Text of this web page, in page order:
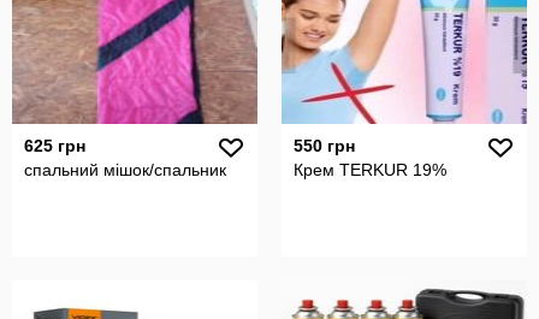
625 грн
спальний мішок/спальник
550 грн
Крем TERKUR 19%